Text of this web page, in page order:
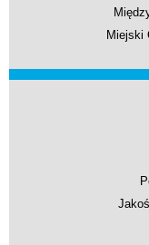
Miejski